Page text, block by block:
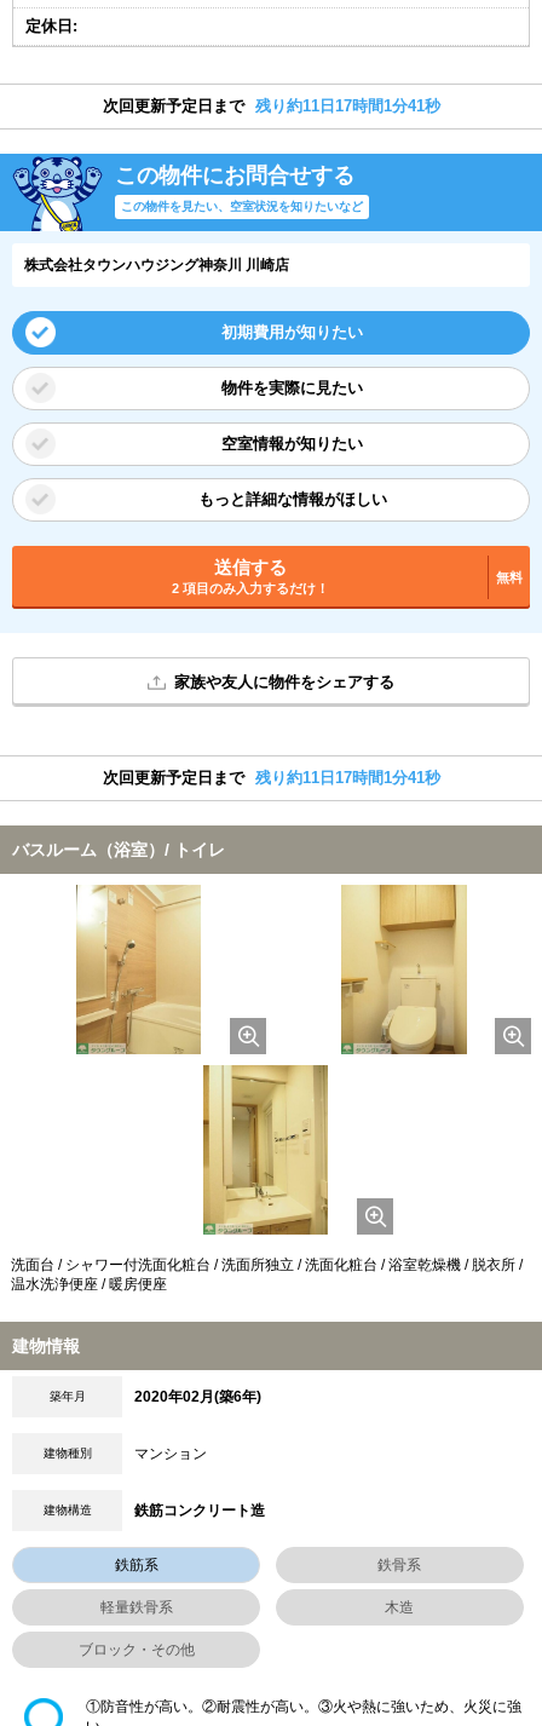
定休日:
次回更新予定日まで 残り約11日17時間1分41秒
この物件にお問合せする
この物件を見たい、空室状況を知りたいなど
株式会社タウンハウジング神奈川 川崎店
初期費用が知りたい
物件を実際に見たい
空室情報が知りたい
もっと詳細な情報がほしい
送信する
2 項目のみ入力するだけ！
無料
家族や友人に物件をシェアする
次回更新予定日まで 残り約11日17時間1分41秒
バスルーム（浴室）/ トイレ
洗面台 / シャワー付洗面化粧台 / 洗面所独立 / 洗面化粧台 / 浴室乾燥機 / 脱衣所 /
温水洗浄便座 / 暖房便座
建物情報
築年月 2020年02月(築6年)
建物種別 マンション
建物構造 鉄筋コンクリート造
鉄筋系 鉄骨系
軽量鉄骨系 木造
ブロック・その他
①防音性が高い。②耐震性が高い。③火や熱に強いため、火災に強